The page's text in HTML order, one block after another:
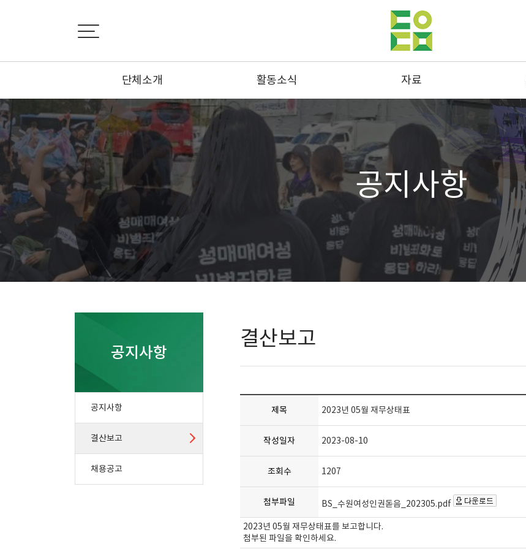
단체소개
설립취지서
비전선언문
오시는 길
활동소식
활동사진
뉴스레터
카드뉴스
기사스크랩
자료
성명 및 연명
공지사항
공지사항
공지사항
결산보고
채용공고
결산보고
제목 2023년 05월 재무상태표
작성일자 2023-08-10
조회수 1207
첨부파일 BS_수원여성인권돋음_202305.pdf
2023년 05월 재무상태표를 보고합니다.
첨부된 파일을 확인하세요.